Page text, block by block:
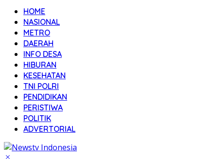
HOME
NASIONAL
METRO
DAERAH
INFO DESA
HIBURAN
KESEHATAN
TNI POLRI
PENDIDIKAN
PERISTIWA
POLITIK
ADVERTORIAL